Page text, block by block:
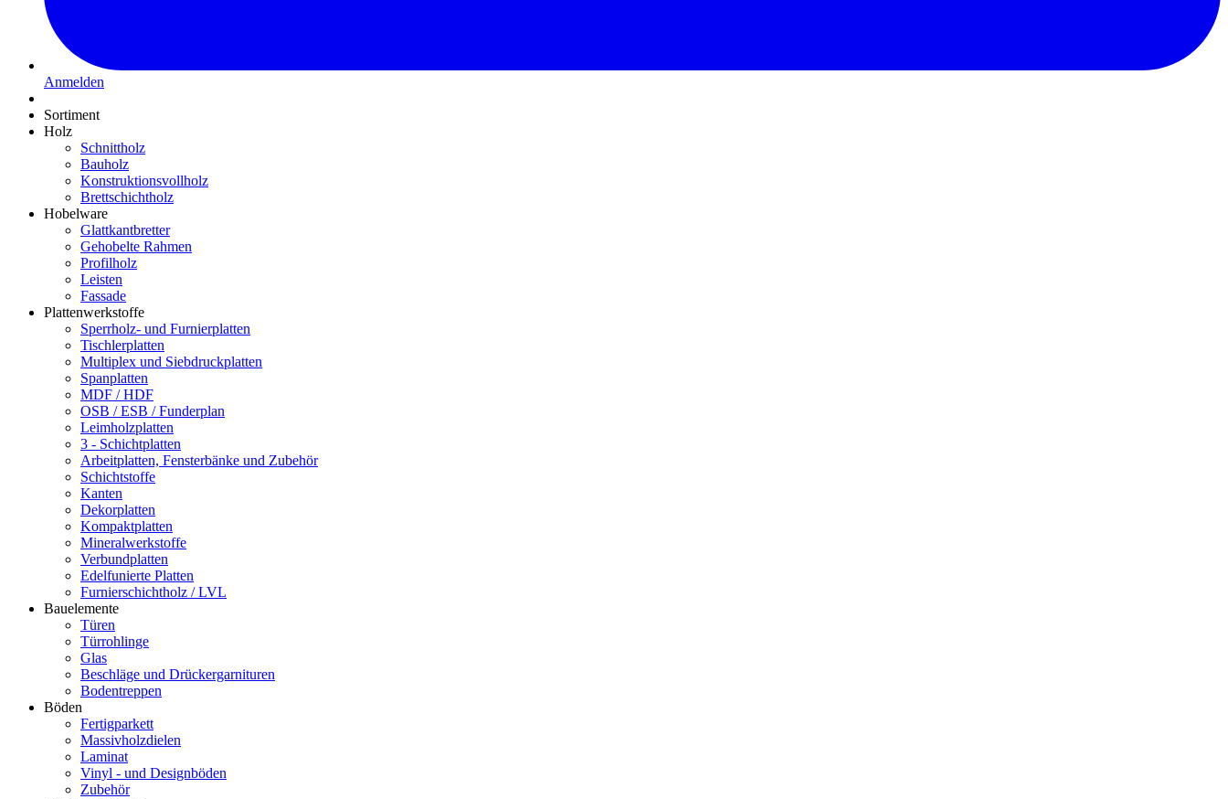
Anmelden
Sortiment
Holz
Schnittholz
Bauholz
Konstruktionsvollholz
Brettschichtholz
Hobelware
Glattkantbretter
Gehobelte Rahmen
Profilholz
Leisten
Fassade
Plattenwerkstoffe
Sperrholz- und Furnierplatten
Tischlerplatten
Multiplex und Siebdruckplatten
Spanplatten
MDF / HDF
OSB / ESB / Funderplan
Leimholzplatten
3 - Schichtplatten
Arbeitplatten, Fensterbänke und Zubehör
Schichtstoffe
Kanten
Dekorplatten
Kompaktplatten
Mineralwerkstoffe
Verbundplatten
Edelfunierte Platten
Furnierschichtholz / LVL
Bauelemente
Türen
Türrohlinge
Glas
Beschläge und Drückergarnituren
Bodentreppen
Böden
Fertigparkett
Massivholzdielen
Laminat
Vinyl - und Designböden
Zubehör